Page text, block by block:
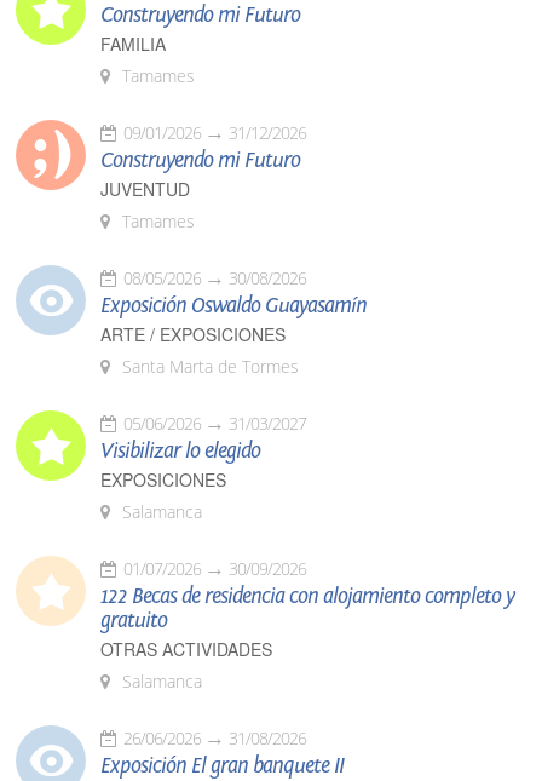
Construyendo mi Futuro
FAMILIA
Tamames
09/01/2026 31/12/2026
Construyendo mi Futuro
JUVENTUD
Tamames
08/05/2026 30/08/2026
Exposición Oswaldo Guayasamín
ARTE / EXPOSICIONES
Santa Marta de Tormes
05/06/2026 31/03/2027
Visibilizar lo elegido
EXPOSICIONES
Salamanca
01/07/2026 30/09/2026
122 Becas de residencia con alojamiento completo y
gratuito
OTRAS ACTIVIDADES
Salamanca
26/06/2026 31/08/2026
Exposición El gran banquete II